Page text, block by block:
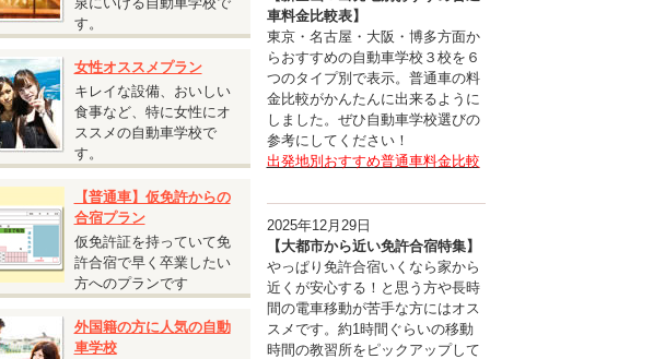
ーン！』
』
す。
女性オススメプラン
キレイな設備、おいしい
食事など、特に女性にオ
ススメの自動車学校で
す。
【普通車】仮免許からの
合宿プラン
仮免許証を持っていて免
許合宿で早く卒業したい
方へのプランです
外国籍の方に人気の自動
車学校
車料金比較表】
東京・名古屋・大阪・博多方面か
らおすすめの自動車学校３校を６
つのタイプ別で表示。普通車の料
金比較がかんたんに出来るように
しました。ぜひ自動車学校選びの
参考にしてください！
出発地別おすすめ普通車料金比較
2025年12月29日
【大都市から近い免許合宿特集】
やっぱり免許合宿いくなら家から
近くが安心する！と思う方や長時
間の電車移動が苦手な方にはオス
スメです。約1時間ぐらいの移動
時間の教習所をピックアップして